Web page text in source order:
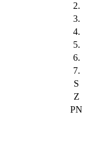
2.
3.
4.
5.
6.
7.
S
Z
PN